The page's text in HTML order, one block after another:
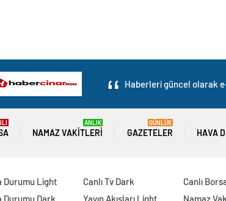
Haberleri güncel olarak
NAMAZ VAKITLERI
ANLIK
GAZETELER
GÜNLÜK
HAVA
Durumu Light
Durumu Dark
Canlı Tv Dark
Yayın Akışları Light
Canlı
Namaz